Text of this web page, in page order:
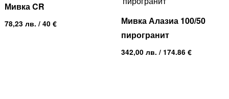
Мивка CR
78,23 лв. / 40 €
Мивка Алазиа 100/50
пирогранит
342,00лв. / 174.86 €